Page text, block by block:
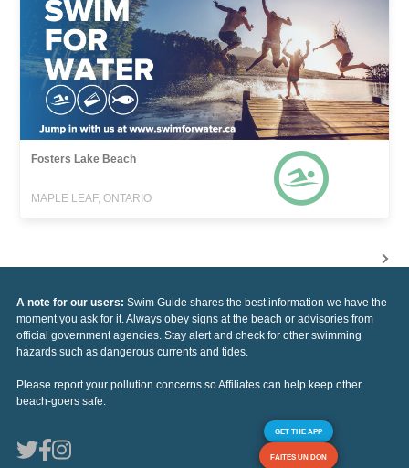
Fosters Lake Beach
MAPLE LEAF, ONTARIO
A note for our users: Swim Guide shares the best information we have the
moment you ask for it. Always obey signs at the beach or advisories from
official government agencies. Stay alert and check for other swimming
hazards such as dangerous currents and tides.
Please report your pollution concerns so Affiliates can help keep other
beach-goers safe.
GET THE APP
FAITES UN DON